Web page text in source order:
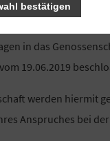
in das
19.06.2019
werden hiermit
Anspruches bei
bestätigen